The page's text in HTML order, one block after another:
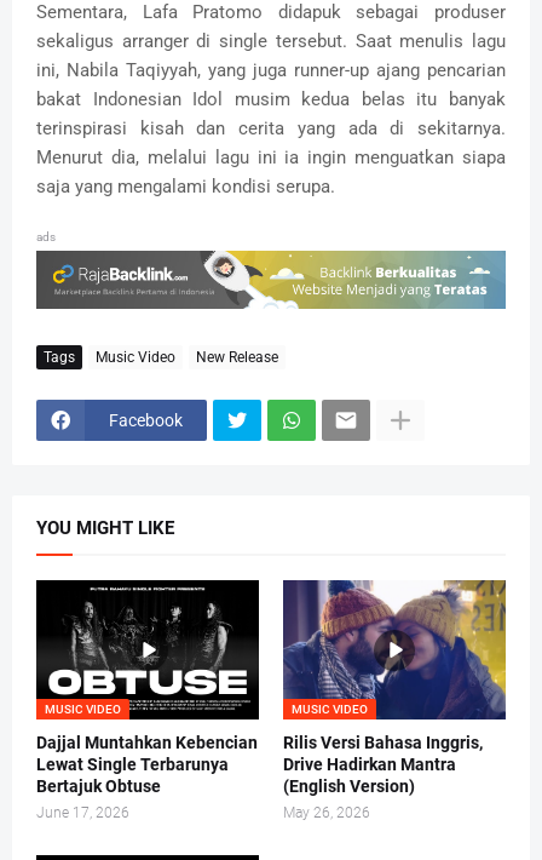
Sementara, Lafa Pratomo didapuk sebagai produser
sekaligus arranger di single tersebut. Saat menulis lagu
ini, Nabila Taqiyyah, yang juga runner-up ajang pencarian
bakat Indonesian Idol musim kedua belas itu banyak
terinspirasi kisah dan cerita yang ada di sekitarnya.
Menurut dia, melalui lagu ini ia ingin menguatkan siapa
saja yang mengalami kondisi serupa.
ads
Tags Music Video New Release
Facebook
YOU MIGHT LIKE
MUSIC VIDEO
Dajjal Muntahkan Kebencian
Lewat Single Terbarunya
Bertajuk Obtuse
June 17, 2026
MUSIC VIDEO
Rilis Versi Bahasa Inggris,
Drive Hadirkan Mantra
(English Version)
May 26, 2026